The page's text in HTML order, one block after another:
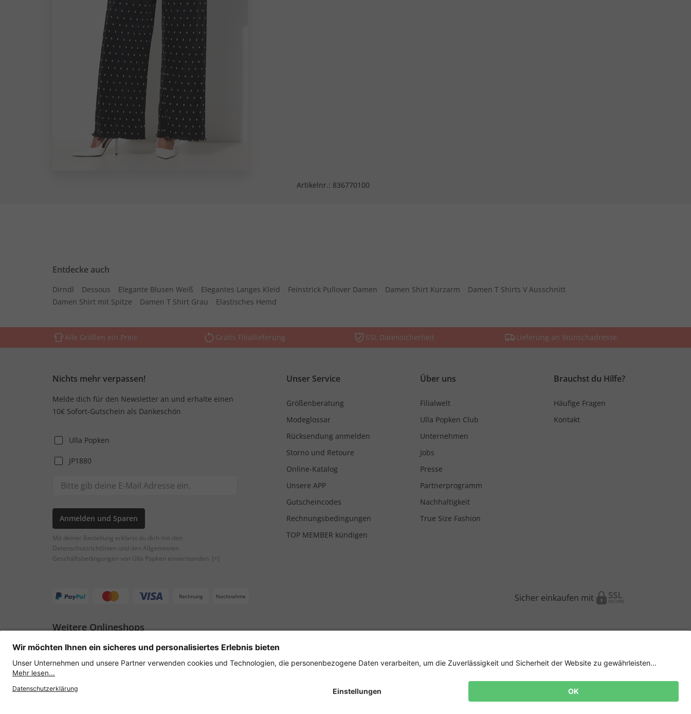
Artikelnr.: 836770100
Entdecke auch
Dirndl Dessous Elegante Blusen Weiß Elegantes Langes Kleid Feinstrick Pullover Damen Damen Shirt Kurzarm
Damen T Shirts V Ausschnitt
Damen Shirt mit Spitze
Damen T Shirt Grau Elastisches Hemd
Alle Größen ein Preis Gratis Filiallieferung SSL Datensicherheit Lieferung an Wunschadresse
Nichts mehr verpassen!
Melde dich für den Newsletter an und erhalte einen
10€ Sofort-Gutschein als Dankeschön
Ulla Popken
JP1880
Anmelden und Sparen
Mit deiner Bestellung erklärst du dich mit den
Datenschutzrichtlinien und den Allgemeinen
Geschäftsbedingungen von Ulla Popken einverstanden. [+]
Unser Service
Größenberatung
Modeglossar
Rücksendung anmelden
Storno und Retoure
Online-Katalog
Unsere APP
Gutscheincodes
Rechnungsbedingungen
TOP MEMBER kündigen
Über uns
Filialwelt
Ulla Popken Club
Unternehmen
Jobs
Presse
Partnerprogramm
Nachhaltigkeit
True Size Fashion
Brauchst du Hilfe?
Häufige Fragen
Kontakt
Rechnung Nachnahme Sicher einkaufen mit
Weitere Onlineshops
Österreich